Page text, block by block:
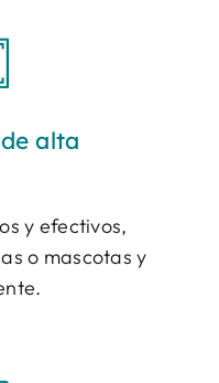
alta
y efectivos,
o mascotas y